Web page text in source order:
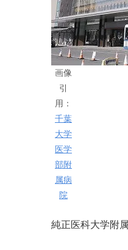
画像
引
用：
千葉
大学
医学
部附
属病
院
純正医科大学附